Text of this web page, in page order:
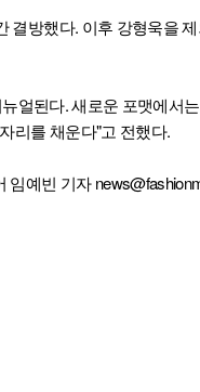
결방했다. 이후 강형욱을
얼된다. 새로운 포맷에서
리를 채운다"고 전했다.
임예빈 기자